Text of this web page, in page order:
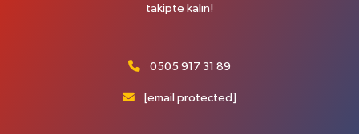
takipte kalın!
0505 917 31 89
[email protected]